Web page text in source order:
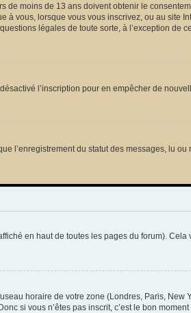
de moins de 13 ans doivent obtenir le
à vous, lorsque vous vous inscrivez, ou au site
légales de toute sorte, à l’exception de
l’inscription pour en empêcher de
l’enregistrement du statut des messages, lu ou
en haut de toutes les pages du forum). Cela
horaire de votre zone (Londres, Paris, New
si vous n’êtes pas inscrit, c’est le bon